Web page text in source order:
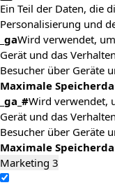
Ein Teil der Daten, die
Personalisierung und
_gaWird verwendet,
Gerät und das
Besucher über Geräte
Maximale
_ga_#Wird verwendet,
Gerät und das
Besucher über Geräte
Maximale
Marketing 3